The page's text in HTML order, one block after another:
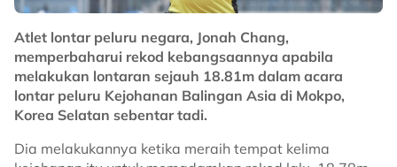
Atlet lontar peluru negara, Jonah Chang,
memperbaharui rekod kebangsaannya apabila
melakukan lontaran sejauh 18.81m dalam acara
lontar peluru Kejohanan Balingan Asia di Mokpo,
Korea Selatan sebentar tadi.
Dia melakukannya ketika meraih tempat kelima